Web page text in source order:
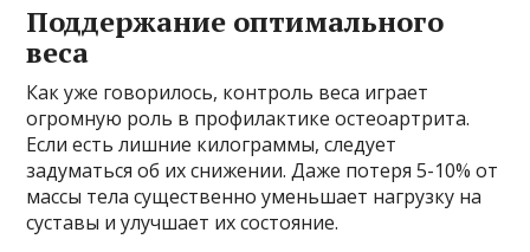
Поддержание оптимального
веса
Как уже говорилось, контроль веса играет
огромную роль в профилактике остеоартрита.
Если есть лишние килограммы, следует
задуматься об их снижении. Даже потеря 5-10% от
массы тела существенно уменьшает нагрузку на
суставы и улучшает их состояние.